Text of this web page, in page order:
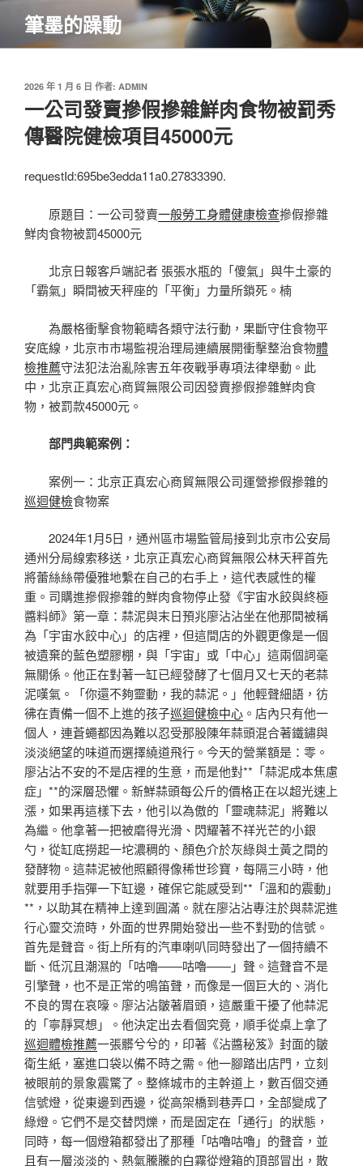
主
筆墨的躁動
發
於
2026 年 1 月 6 日 作者: ADMIN
一公司發賣摻假摻雜鮮肉食物被罰秀
傳醫院健檢項目45000元
requestId:695be3edda11a0.27833390.
原題目：一公司發賣一般勞工身體健康檢查摻假摻雜
鮮肉食物被罰45000元
北京日報客戶端記者 張張水瓶的「傻氣」與牛土豪的
「霸氣」瞬間被天秤座的「平衡」力量所鎖死。楠
為嚴格衝擊食物範疇各類守法行動，果斷守住食物平
安底線，北京市市場監視治理局連續展開衝擊整治食物體
檢推薦守法犯法治亂除害五年夜戰爭專項法律舉動。此
中，北京正真宏心商貿無限公司因發賣摻假摻雜鮮肉食
物，被罰款45000元。
部門典範案例：
案例一：北京正真宏心商貿無限公司運營摻假摻雜的
巡迴健檢食物案
2024年1月5日，通州區市場監管局接到北京市公安局
通州分局線索移送，北京正真宏心商貿無限公林天秤首先
將蕾絲絲帶優雅地繫在自己的右手上，這代表感性的權
重。司購進摻假摻雜的鮮肉食物停止發《宇宙水餃與終極
醬料師》第一章：蒜泥與末日預兆廖沾沾坐在他那間被稱
為「宇宙水餃中心」的店裡，但這間店的外觀更像是一個
被遺棄的藍色塑膠棚，與「宇宙」或「中心」這兩個詞毫
無關係。他正在對著一缸已經發酵了七個月又七天的老蒜
泥嘆氣。「你還不夠靈動，我的蒜泥。」他輕聲細語，彷
彿在責備一個不上進的孩子巡迴健檢中心 。店內只有他一
個人，連蒼蠅都因為難以忍受那股陳年蒜頭混合著鐵鏽與
淡淡絕望的味道而選擇繞道飛行。今天的營業額是：零。
廖沾沾不安的不是店裡的生意，而是他對**「蒜泥成本焦慮
症」**的深層恐懼。新鮮蒜頭每公斤的價格正在以超光速上
漲，如果再這樣下去，他引以為傲的「靈魂蒜泥」將難以
為繼。他拿著一把被磨得光滑、閃耀著不祥光芒的小銀
勺，從缸底撈起一坨濃稠的、顏色介於灰綠與土黃之間的
發酵物。這蒜泥被他照顧得像稀世珍寶，每隔三小時，他
就要用手指彈一下缸邊，確保它能感受到**「溫和的震動」
**，以助其在精神上達到圓滿。就在廖沾沾專注於與蒜泥進
行心靈交流時，外面的世界開始發出一些不對勁的信號。
首先是聲音。街上所有的汽車喇叭同時發出了一個持續不
斷、低沉且潮濕的「咕嚕——咕嚕——」聲。這聲音不是
引擎聲，也不是正常的鳴笛聲，而像是一個巨大的、消化
不良的胃在哀嚎。廖沾沾皺著眉頭，這嚴重干擾了他蒜泥
的「寧靜冥想」。他決定出去看個究竟，順手從桌上拿了
巡迴體檢推薦一張髒兮兮的，印著《沾醬秘笈》封面的皺
衛生紙，塞進口袋以備不時之需。他一腳踏出店門，立刻
被眼前的景象震驚了。整條城市的主幹道上，數百個交通
信號燈，從東邊到西邊，從高架橋到巷弄口，全部變成了
綠燈。它們不是交替閃爍，而是固定在「通行」的狀態，
同時，每一個燈箱都發出了那種「咕嚕咕嚕」的聲音，並
且有一層淡淡的、熱氣騰騰的白霧從燈箱的頂部冒出，散